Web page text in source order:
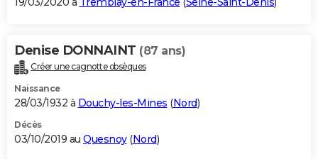
Denise DONNAINT (87 ans)
Créer une cagnotte obsèques
Naissance
28/03/1932 à Douchy-les-Mines (Nord)
Décès
03/10/2019 au Quesnoy(Nord)